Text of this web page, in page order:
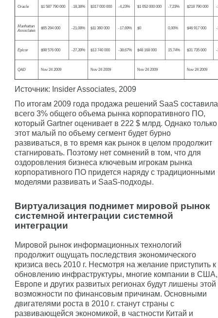
Oracle $1 587 790 000 -18,38% $317 000 000 -4,23% $1 052 000 000 -7,23% $218 790 000 -
Manhattan
Assoclates
$65 294 000 -21,08% $11 360 000 -17,69% $0 0,00% $46 917 000 -
Eplcor $98 576 000 -27,39% $13 740 000 -38,67% $48 168 000 15,74% $31 735 000 -
QAD Nov 24 2009 Nov 24 2009 Nov 24 2009 Nov 24 2009
Источник: Insider Associates, 2009
По итогам 2009 года продажа решений SaaS составила
всего 3% общего объема рынка корпоративного ПО,
который Gartner оценивает в 222 $ млрд. Однако только
этот малый по объему сегмент будет бурно
развиваться, в то время как рынок в целом продолжит
стагнировать. Поэтому нет сомнений в том, что для
оздоровления бизнеса ключевым игрокам рынка
корпоративного ПО придется наряду с традиционными
моделями развивать и SaaS-подходы.
Виртуализация поднимет мировой рынок
системной интеграции системной
интеграции
Мировой рынок информационных технологий
продолжит ощущать последствия экономического
кризиса весь 2010 г. Несмотря на желание приступить к
обновлению инфраструктуры, многие компании в США,
Европе и других развитых регионах будут лишены этой
возможности по финансовым причинам. Основными
двигателями роста в 2010 г. станут страны с
развивающейся экономикой, в частности Китай и